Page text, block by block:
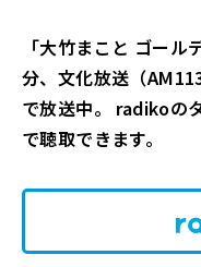
「大竹まこと ゴー
分、文化放送（
で放送中。 radikoの
で聴取できます。